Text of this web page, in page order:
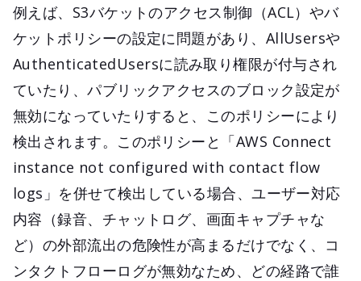
例えば、S3バケットのアクセス制御（ACL）やバ
ケットポリシーの設定に問題があり、AllUsersや
AuthenticatedUsersに読み取り権限が付与され
ていたり、パブリックアクセスのブロック設定が
無効になっていたりすると、このポリシーにより
検出されます。このポリシーと「AWS Connect
instance not configured with contact flow
logs」を併せて検出している場合、ユーザー対応
内容（録音、チャットログ、画面キャプチャな
ど）の外部流出の危険性が高まるだけでなく、コ
ンタクトフローログが無効なため、どの経路で誰